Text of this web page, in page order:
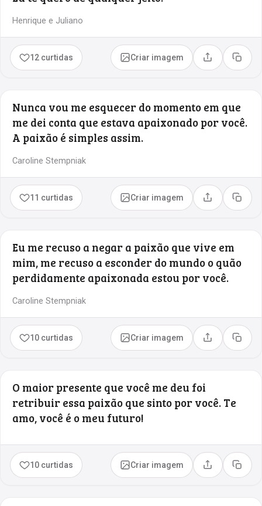
Henrique e Juliano
12 curtidas Criar imagem Compartilhar
Copiar
Nunca vou me esquecer do momento em que
me dei conta que estava apaixonado por você.
A paixão é simples assim.
Caroline Stempniak
11 curtidas Criar imagem Compartilhar
Copiar
Eu me recuso a negar a paixão que vive em
mim, me recuso a esconder do mundo o quão
perdidamente apaixonada estou por você.
Caroline Stempniak
10 curtidas Criar imagem Compartilhar
Copiar
O maior presente que você me deu foi
retribuir essa paixão que sinto por você. Te
amo, você é o meu futuro!
10 curtidas Criar imagem Compartilhar
Copiar